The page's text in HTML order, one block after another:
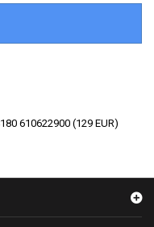
610622900 (129 EUR)